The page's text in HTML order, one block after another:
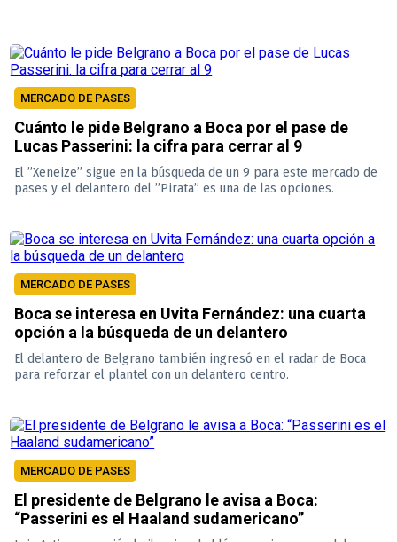
MERCADO DE PASES
Cuánto le pide Belgrano a Boca por el pase de
Lucas Passerini: la cifra para cerrar al 9
El ”Xeneize” sigue en la búsqueda de un 9 para este mercado de
pases y el delantero del ”Pirata” es una de las opciones.
MERCADO DE PASES
Boca se interesa en Uvita Fernández: una cuarta
opción a la búsqueda de un delantero
El delantero de Belgrano también ingresó en el radar de Boca
para reforzar el plantel con un delantero centro.
MERCADO DE PASES
El presidente de Belgrano le avisa a Boca:
“Passerini es el Haaland sudamericano”